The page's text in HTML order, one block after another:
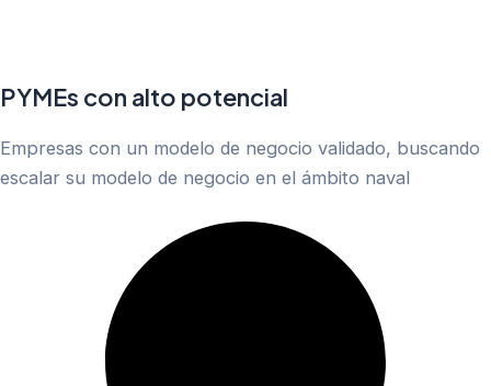
PYMEs con alto potencial
Empresas con un modelo de negocio validado, buscando
escalar su modelo de negocio en el ámbito naval